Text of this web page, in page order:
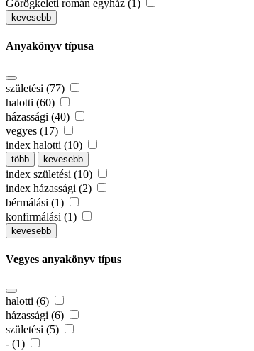
Görögkeleti román egyház (1)
kevesebb
Anyakönyv típusa
születési (77)
halotti (60)
házassági (40)
vegyes (17)
index halotti (10)
több kevesebb
index születési (10)
index házassági (2)
bérmálási (1)
konfirmálási (1)
kevesebb
Vegyes anyakönyv típus
halotti (6)
házassági (6)
születési (5)
- (1)